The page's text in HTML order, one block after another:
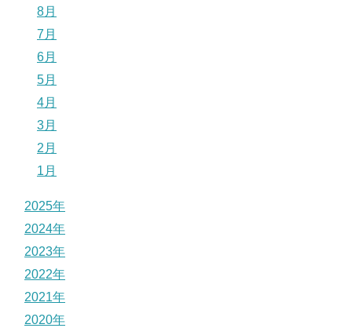
8月
7月
6月
5月
4月
3月
2月
1月
2025年
2024年
2023年
2022年
2021年
2020年